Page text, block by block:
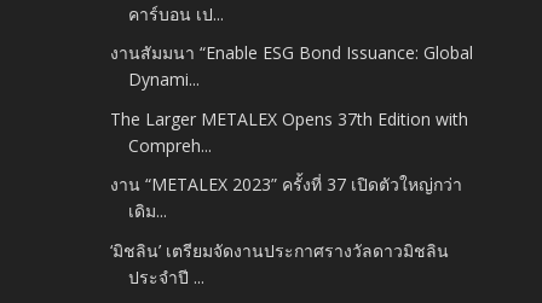
คาร์บอน เป...
งานสัมมนา “Enable ESG Bond Issuance: Global
Dynami...
The Larger METALEX Opens 37th Edition with
Compreh...
งาน “METALEX 2023” ครั้งที่ 37 เปิดตัวใหญ่กว่า
เดิม...
‘มิชลิน’ เตรียมจัดงานประกาศรางวัลดาวมิชลิน
ประจำปี ...